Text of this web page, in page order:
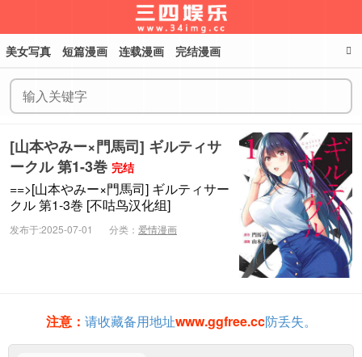
美女写真 短篇漫画 连载漫画 完结漫画
[山本やみー×門馬司] ギルティサ
ークル 第1-3巻 完结
==>[山本やみー×門馬司] ギルティサー
クル 第1-3巻 [不咕鸟汉化组]
发布于:2025-07-01 分类： 爱情漫画
注意： 请收藏备用地址www.ggfree.cc防丢失。